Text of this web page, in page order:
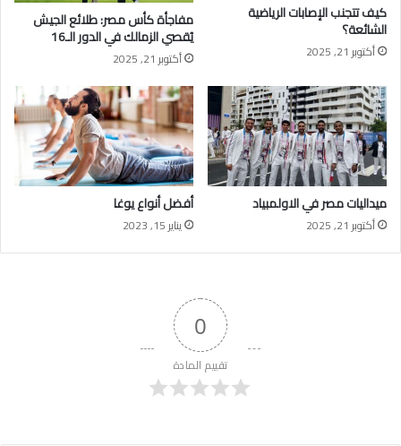
كيف تتجنب الإصابات الرياضية
الشائعة؟
أكتوبر 21, 2025
مفاجأة كأس مصر: طلائع الجيش
يُقصي الزمالك في الدور الـ16
أكتوبر 21, 2025
ميداليات مصر في الاولمبياد
أكتوبر 21, 2025
أفضل أنواع يوغا
يناير 15, 2023
0
تقييم المادة